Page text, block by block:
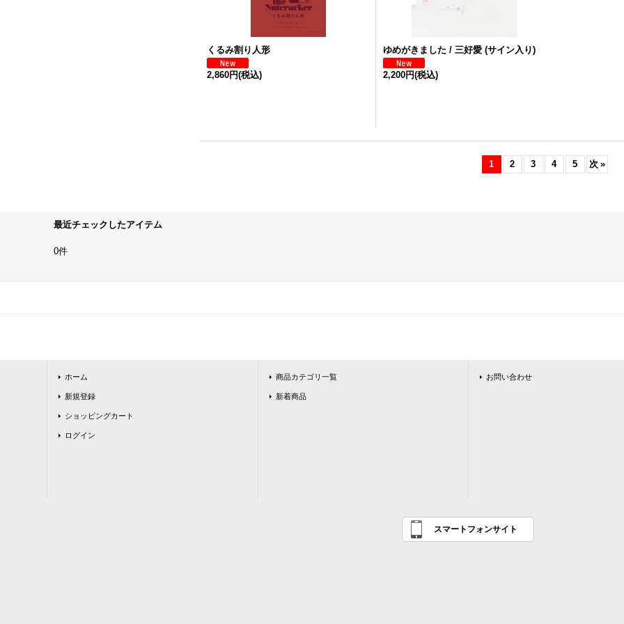
くるみ割り人形
2,860円(税込)
ゆめがきました / 三好愛 (サイン入り)
2,200円(税込)
1 2 3 4 5 次 »
最近チェックしたアイテム
0件
ホーム
新規登録
ショッピングカート
ログイン
商品カテゴリ一覧
新着商品
お問い合わせ
スマートフォンサイト